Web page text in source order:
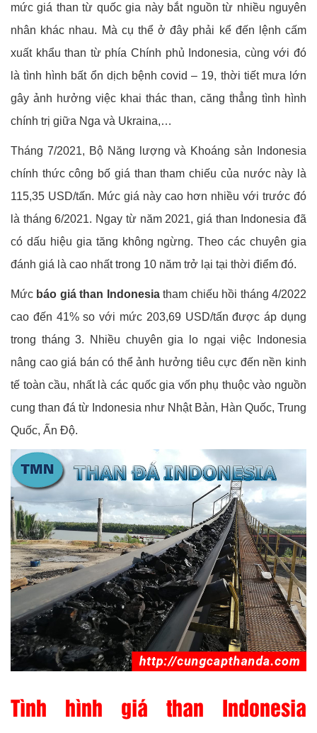
mức giá than từ quốc gia này bắt nguồn từ nhiều nguyên
nhân khác nhau. Mà cụ thể ở đây phải kể đến lệnh cấm
xuất khẩu than từ phía Chính phủ Indonesia, cùng với đó
là tình hình bất ổn dịch bệnh covid – 19, thời tiết mưa lớn
gây ảnh hưởng việc khai thác than, căng thẳng tình hình
chính trị giữa Nga và Ukraina,…
Tháng 7/2021, Bộ Năng lượng và Khoáng sản Indonesia
chính thức công bố giá than tham chiếu của nước này là
115,35 USD/tấn. Mức giá này cao hơn nhiều với trước đó
là tháng 6/2021. Ngay từ năm 2021, giá than Indonesia đã
có dấu hiệu gia tăng không ngừng. Theo các chuyên gia
đánh giá là cao nhất trong 10 năm trở lại tại thời điểm đó.
Mức báo giá than Indonesiatham chiếu hồi tháng 4/2022
cao đến 41% so với mức 203,69 USD/tấn được áp dụng
trong tháng 3. Nhiều chuyên gia lo ngại việc Indonesia
nâng cao giá bán có thể ảnh hưởng tiêu cực đến nền kinh
tế toàn cầu, nhất là các quốc gia vốn phụ thuộc vào nguồn
cung than đá từ Indonesia như Nhật Bản, Hàn Quốc, Trung
Quốc, Ấn Độ.
Tình hình giá than Indonesia